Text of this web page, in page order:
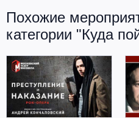
Похожие
категории "Куда